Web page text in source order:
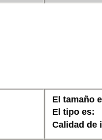
El tamaño
El tipo es:
Calidad de